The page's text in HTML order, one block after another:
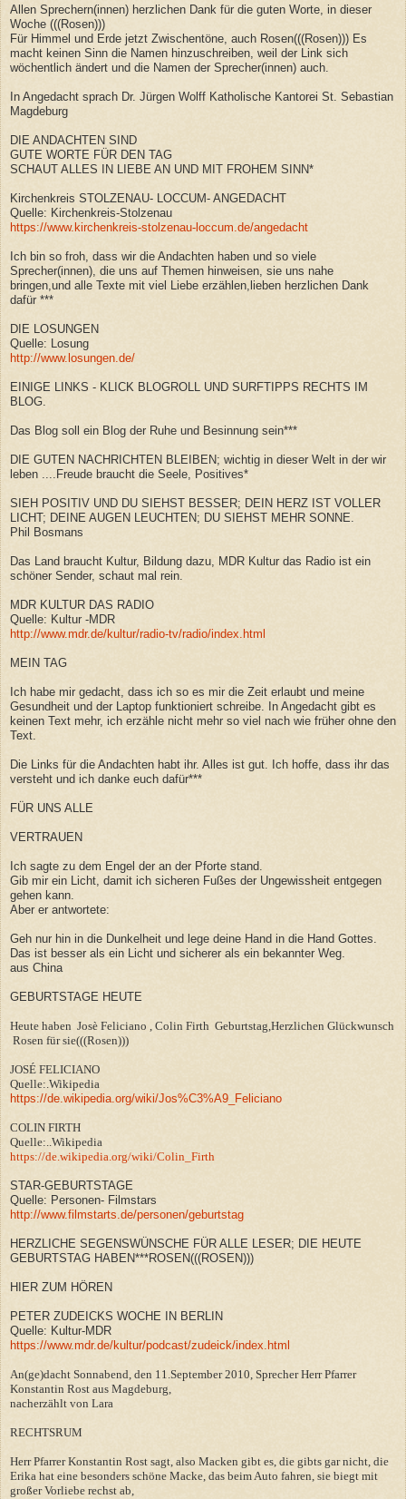
Allen Sprechern(innen) herzlichen Dank für die guten Worte, in dieser
Woche (((Rosen)))
Für Himmel und Erde jetzt Zwischentöne, auch Rosen(((Rosen))) Es
macht keinen Sinn die Namen hinzuschreiben, weil der Link sich
wöchentlich ändert und die Namen der Sprecher(innen) auch.
In Angedacht sprach Dr. Jürgen Wolff Katholische Kantorei St. Sebastian
Magdeburg
DIE ANDACHTEN SIND
GUTE WORTE FÜR DEN TAG
SCHAUT ALLES IN LIEBE AN UND MIT FROHEM SINN*
Kirchenkreis STOLZENAU- LOCCUM- ANGEDACHT
Quelle: Kirchenkreis-Stolzenau
https://www.kirchenkreis-stolzenau-loccum.de/angedacht
Ich bin so froh, dass wir die Andachten haben und so viele
Sprecher(innen), die uns auf Themen hinweisen, sie uns nahe
bringen,und alle Texte mit viel Liebe erzählen,lieben herzlichen Dank
dafür ***
DIE LOSUNGEN
Quelle: Losung
http://www.losungen.de/
EINIGE LINKS - KLICK BLOGROLL UND SURFTIPPS RECHTS IM
BLOG.
Das Blog soll ein Blog der Ruhe und Besinnung sein***
DIE GUTEN NACHRICHTEN BLEIBEN; wichtig in dieser Welt in der wir
leben ....Freude braucht die Seele, Positives*
SIEH POSITIV UND DU SIEHST BESSER; DEIN HERZ IST VOLLER
LICHT; DEINE AUGEN LEUCHTEN; DU SIEHST MEHR SONNE.
Phil Bosmans
Das Land braucht Kultur, Bildung dazu, MDR Kultur das Radio ist ein
schöner Sender, schaut mal rein.
MDR KULTUR DAS RADIO
Quelle: Kultur -MDR
http://www.mdr.de/kultur/radio-tv/radio/index.html
MEIN TAG
Ich habe mir gedacht, dass ich so es mir die Zeit erlaubt und meine
Gesundheit und der Laptop funktioniert schreibe. In Angedacht gibt es
keinen Text mehr, ich erzähle nicht mehr so viel nach wie früher ohne den
Text.
Die Links für die Andachten habt ihr. Alles ist gut. Ich hoffe, dass ihr das
versteht und ich danke euch dafür***
FÜR UNS ALLE
VERTRAUEN
Ich sagte zu dem Engel der an der Pforte stand.
Gib mir ein Licht, damit ich sicheren Fußes der Ungewissheit entgegen
gehen kann.
Aber er antwortete:
Geh nur hin in die Dunkelheit und lege deine Hand in die Hand Gottes.
Das ist besser als ein Licht und sicherer als ein bekannter Weg.
aus China
GEBURTSTAGE HEUTE
Heute haben Josè Feliciano , Colin Firth Geburtstag,Herzlichen Glückwunsch
Rosen für sie(((Rosen)))
JOSÉ FELICIANO
Quelle:.Wikipedia
https://de.wikipedia.org/wiki/Jos%C3%A9_Feliciano
COLIN FIRTH
Quelle:..Wikipedia
https://de.wikipedia.org/wiki/Colin_Firth
STAR-GEBURTSTAGE
Quelle: Personen- Filmstars
http://www.filmstarts.de/personen/geburtstag
HERZLICHE SEGENSWÜNSCHE FÜR ALLE LESER; DIE HEUTE
GEBURTSTAG HABEN***ROSEN(((ROSEN)))
HIER ZUM HÖREN
PETER ZUDEICKS WOCHE IN BERLIN
Quelle: Kultur-MDR
https://www.mdr.de/kultur/podcast/zudeick/index.html
An(ge)dacht Sonnabend, den 11.September 2010, Sprecher Herr Pfarrer
Konstantin Rost aus Magdeburg,
nacherzählt von Lara
RECHTSRUM
Herr Pfarrer Konstantin Rost sagt, also Macken gibt es, die gibts gar nicht, die
Erika hat eine besonders schöne Macke, das beim Auto fahren, sie biegt mit
großer Vorliebe rechst ab,